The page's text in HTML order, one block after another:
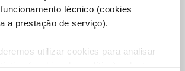
técnico (cookies
a prestação de serviço).
utilizar cookies para analisar